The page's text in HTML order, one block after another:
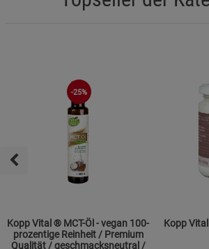
-25%
Kopp Vital ® MCT-Öl - vegan 100-
prozentige Reinheit / Premium
Qualität / geschmacksneutral /